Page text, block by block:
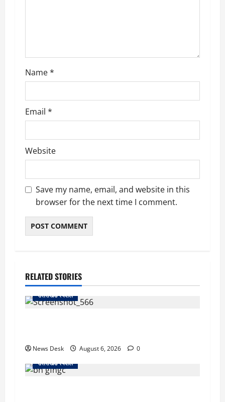
Name*
Email *
Website
Save my name, email, and website in this
browser for the next time I comment.
RELATED STORIES
उत्तराखंड स्पेशल
News Desk August 6, 2026
0
उत्तराखंड स्पेशल